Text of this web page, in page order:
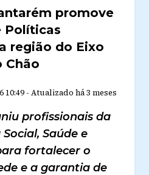
promove
Políticas
região do Eixo
Chão
10:49 - Atualizado há 3 meses
profissionais da
Saúde e
fortalecer o
e a garantia de